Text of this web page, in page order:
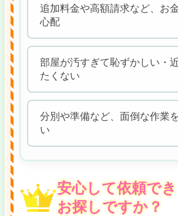
追加料金や高額請求など、お
心配
部屋が汚すぎて恥ずかしい・
たくない
分別や準備など、面倒な作業
い
安心して依頼で
お探しですか？